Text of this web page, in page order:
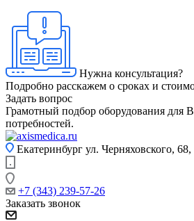
Нужна консультация?
Подробно расскажем о сроках и
Задать вопрос
Грамотный подбор оборудования для
потребностей.
Екатеринбург ул. Черняховского,
+7 (343) 239-57-26
Заказать звонок